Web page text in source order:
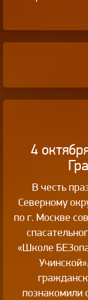
4
В честь
Северному
по г. Москве
«Школе
познакомили